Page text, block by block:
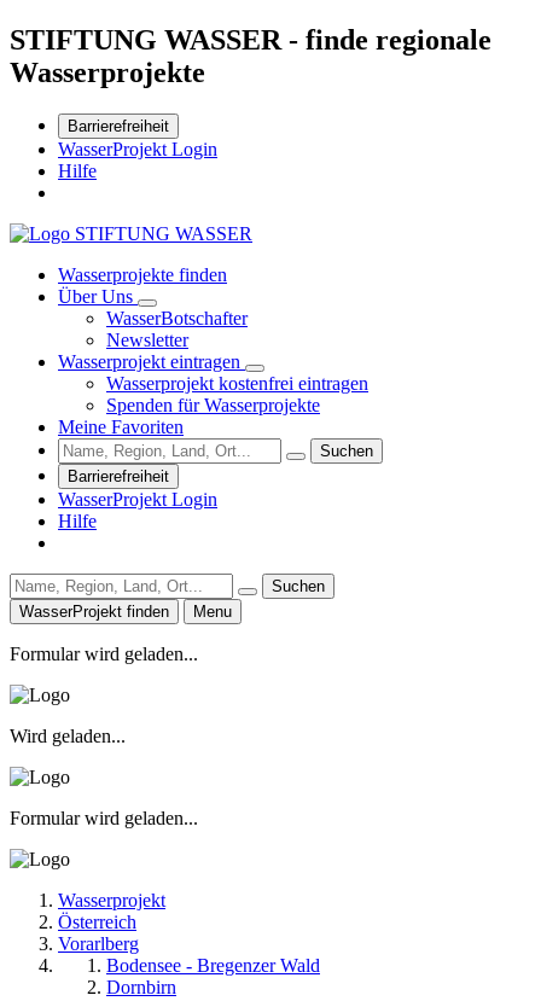
STIFTUNG WASSER - finde regionale
Wasserprojekte
Barrierefreiheit
WasserProjekt Login
Hilfe
Wasserprojekte finden
Über Uns
WasserBotschafter
Newsletter
Wasserprojekt eintragen
Wasserprojekt kostenfrei eintragen
Spenden für Wasserprojekte
Meine Favoriten
Suchen
Barrierefreiheit
WasserProjekt Login
Hilfe
Suchen
WasserProjekt finden
Menu
Formular wird geladen...
Wird geladen...
Formular wird geladen...
Wasserprojekt
Österreich
Vorarlberg
Bodensee - Bregenzer Wald
Dornbirn